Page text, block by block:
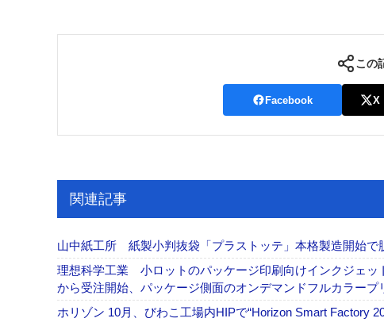
この
Facebook X
関連記事
山中紙工所 紙製小判抜袋「プラストッテ」本格製造開始
理想科学工業 小ロットのパッケージ印刷向けインクジェ
から受注開始、パッケージ側面のオンデマンドフルカラープ
ホリゾン 10月、びわこ工場内HIPで“Horizon Smart Factory